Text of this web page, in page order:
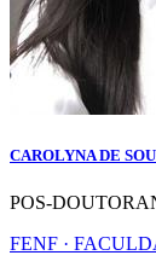
CAROLYNA DE
POS-
FENF ·